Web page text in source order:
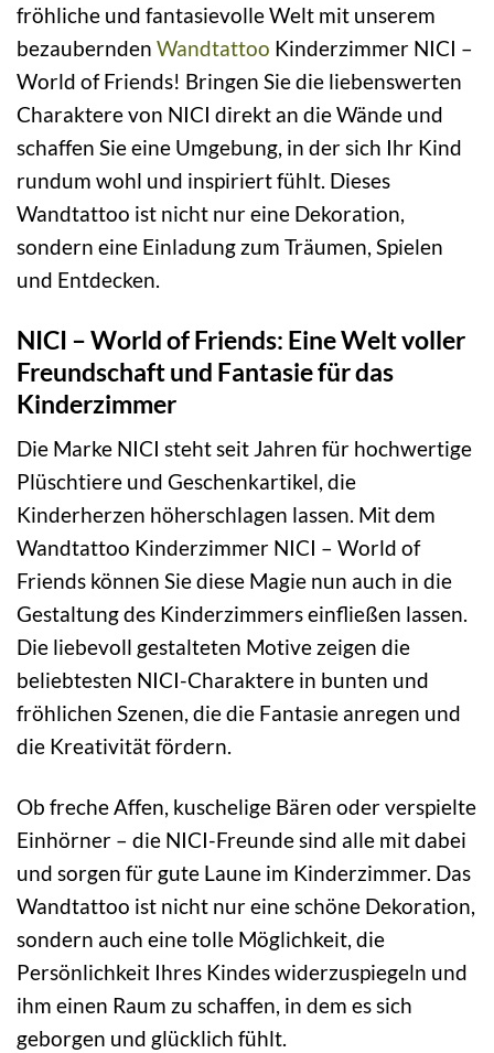
fröhliche und fantasievolle Welt mit unserem
bezaubernden Wandtattoo Kinderzimmer NICI –
World of Friends! Bringen Sie die liebenswerten
Charaktere von NICI direkt an die Wände und
schaffen Sie eine Umgebung, in der sich Ihr Kind
rundum wohl und inspiriert fühlt. Dieses
Wandtattoo ist nicht nur eine Dekoration,
sondern eine Einladung zum Träumen, Spielen
und Entdecken.
NICI – World of Friends: Eine Welt voller
Freundschaft und Fantasie für das
Kinderzimmer
Die Marke NICI steht seit Jahren für hochwertige
Plüschtiere und Geschenkartikel, die
Kinderherzen höherschlagen lassen. Mit dem
Wandtattoo Kinderzimmer NICI – World of
Friends können Sie diese Magie nun auch in die
Gestaltung des Kinderzimmers einfließen lassen.
Die liebevoll gestalteten Motive zeigen die
beliebtesten NICI-Charaktere in bunten und
fröhlichen Szenen, die die Fantasie anregen und
die Kreativität fördern.
Ob freche Affen, kuschelige Bären oder verspielte
Einhörner – die NICI-Freunde sind alle mit dabei
und sorgen für gute Laune im Kinderzimmer. Das
Wandtattoo ist nicht nur eine schöne Dekoration,
sondern auch eine tolle Möglichkeit, die
Persönlichkeit Ihres Kindes widerzuspiegeln und
ihm einen Raum zu schaffen, in dem es sich
geborgen und glücklich fühlt.